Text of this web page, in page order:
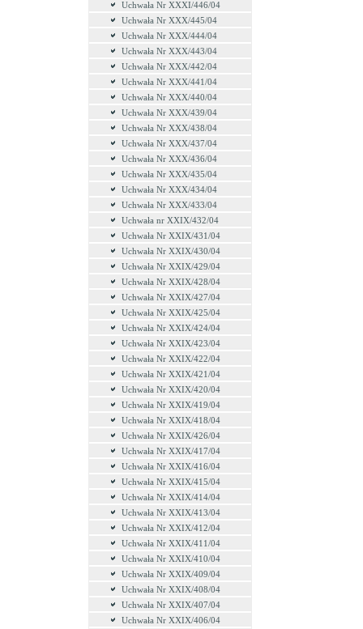
Uchwała Nr XXXI/446/04
Uchwała Nr XXX/445/04
Uchwała Nr XXX/444/04
Uchwała Nr XXX/443/04
Uchwała Nr XXX/442/04
Uchwała Nr XXX/441/04
Uchwała Nr XXX/440/04
Uchwała Nr XXX/439/04
Uchwała Nr XXX/438/04
Uchwała Nr XXX/437/04
Uchwała Nr XXX/436/04
Uchwała Nr XXX/435/04
Uchwała Nr XXX/434/04
Uchwała Nr XXX/433/04
Uchwała nr XXIX/432/04
Uchwała Nr XXIX/431/04
Uchwała Nr XXIX/430/04
Uchwała Nr XXIX/429/04
Uchwała Nr XXIX/428/04
Uchwała Nr XXIX/427/04
Uchwała Nr XXIX/425/04
Uchwała Nr XXIX/424/04
Uchwała Nr XXIX/423/04
Uchwała Nr XXIX/422/04
Uchwała Nr XXIX/421/04
Uchwała Nr XXIX/420/04
Uchwała Nr XXIX/419/04
Uchwała Nr XXIX/418/04
Uchwała Nr XXIX/426/04
Uchwała Nr XXIX/417/04
Uchwała Nr XXIX/416/04
Uchwała Nr XXIX/415/04
Uchwała Nr XXIX/414/04
Uchwała Nr XXIX/413/04
Uchwała Nr XXIX/412/04
Uchwała Nr XXIX/411/04
Uchwała Nr XXIX/410/04
Uchwała Nr XXIX/409/04
Uchwała Nr XXIX/408/04
Uchwała Nr XXIX/407/04
Uchwała Nr XXIX/406/04